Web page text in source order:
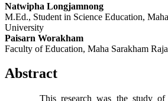
Natwipha Longjamnong
M.Ed., Student in Science Education,
University
Paisarn Worakham
Faculty of Education, Maha Sarakham
Abstract
This research was the study of